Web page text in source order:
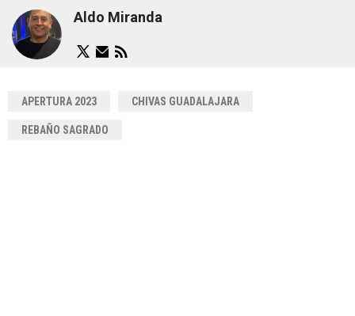
Aldo Miranda
APERTURA 2023 CHIVAS GUADALAJARA
REBAÑO SAGRADO